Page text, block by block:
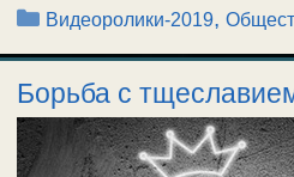
Рубрики
Видеоролики-2019,
Борьба с